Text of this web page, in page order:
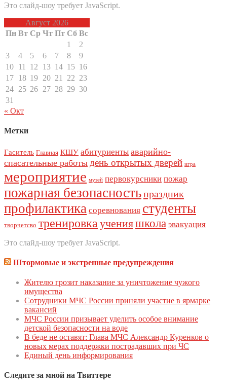
Это слайд-шоу требует JavaScript.
Август 2026
Пн Вт Ср Чт Пт Сб Вс
1
2
3
4 5 6 7 8
9
10 11 12 13 14 15 16
17 18 19 20 21 22 23
24 25 26 27 28 29 30
31
« Окт
Метки
Гаситель Главная КШУ абитуриенты аварийно-
спасательные работы день открытых дверей игра
мероприятие музей первокурсники пожар
пожарная безопасностьпраздник
профилактика соревнования студенты
творчетсво тренировка ученияшкола эвакуация
Это слайд-шоу требует JavaScript.
Штормовые и экстренные предупреждения
Жителю грозит наказание за уничтожение чужого
имущества
Сoтрудники МЧС Рoссии приняли участие в ярмарке
вакансий
МЧС России призывает уделить особое внимание
детской безопасности на воде
В беде не оставят: Глава МЧС Александр Куренков о
новых мерах поддержки пострадавших при ЧС
Единый день инфoрмирoвания
Следите за мной на Твиттере